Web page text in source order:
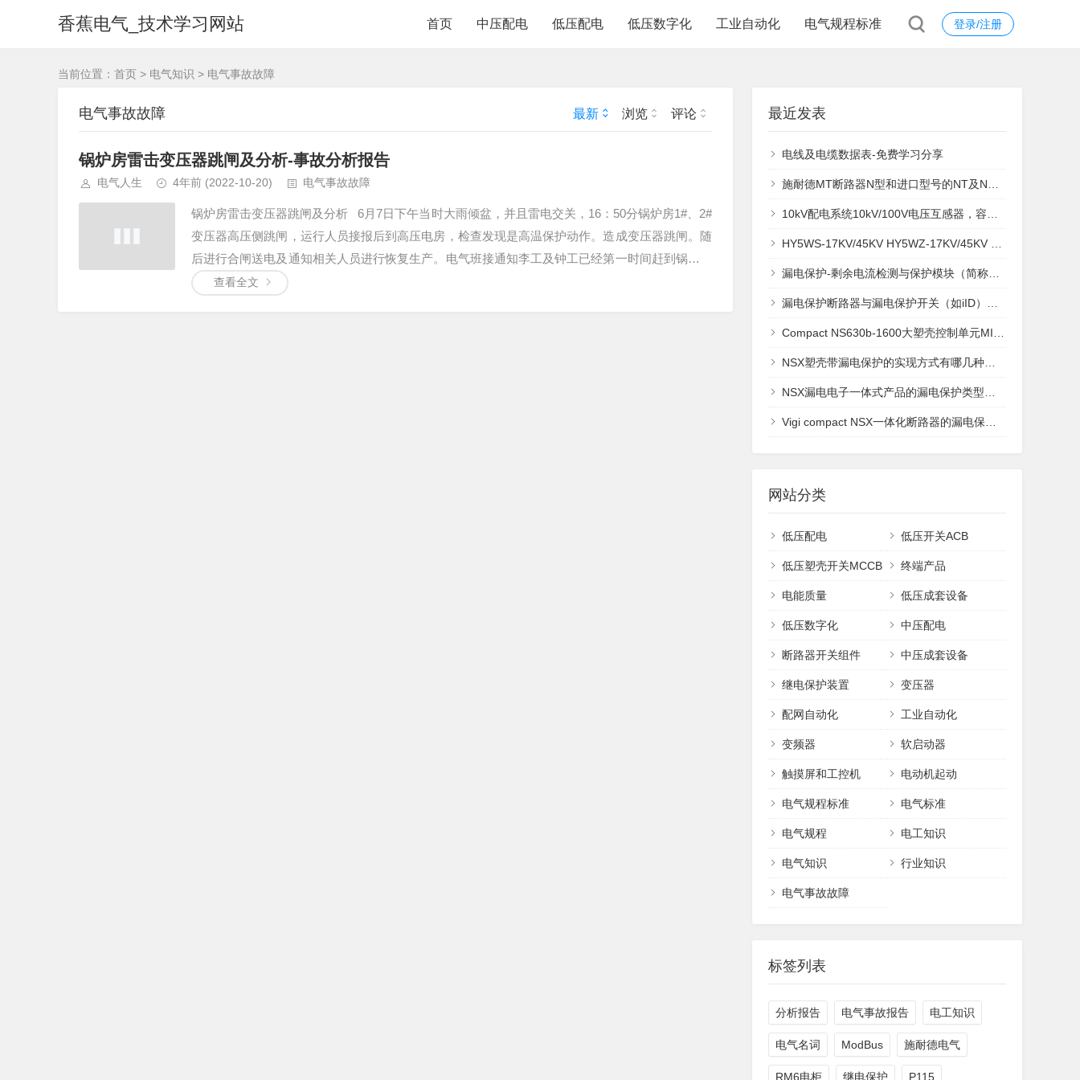
香蕉电气_技术学习网站 登录/注册
首页 中压配电 低压配电 低压数字化 工业自动化 电气规程标准
当前位置： 首页 > 电气知识 > 电气事故故障
电气事故故障 最新 浏览 评论
锅炉房雷击变压器跳闸及分析-事故分析报告
电气人生 4年前 (2022-10-20) 电气事故故障
锅炉房雷击变压器跳闸及分析 6月7日下午当时大雨倾盆，并且雷电交关，16：50分锅炉房1#、2#
变压器高压侧跳闸，运行人员接报后到高压电房，检查发现是高温保护动作。造成变压器跳闸。随
后进行合闸送电及通知相关人员进行恢复生产。电气班接通知李工及钟工已经第一时间赶到锅炉房
进行检查...
查看全文
最近发表
电线及电缆数据表-免费学习分享
施耐德MT断路器N型和进口型号的NT及NW的参数和尺寸对比，是否一样？
10kV配电系统10kV/100V电压互感器，容量一般配置多少VA？
HY5WS-17KV/45KV HY5WZ-17KV/45KV 区别
漏电保护-剩余电流检测与保护模块（简称RCD）主要有三种，分别为A型、B型和AC型剩余电流与保护模块
漏电保护断路器与漏电保护开关（如iID）的区别是什么？
Compact NS630b-1600大塑壳控制单元MIC7.0A漏电保护是A类还是AC类？
NSX塑壳带漏电保护的实现方式有哪几种？区别是？
NSX漏电电子一体式产品的漏电保护类型是属于A还是AC类？
Vigi compact NSX一体化断路器的漏电保护有什么特点？
网站分类
低压配电 低压开关ACB
低压塑壳开关MCCB 终端产品
电能质量 低压成套设备
低压数字化 中压配电
断路器开关组件 中压成套设备
继电保护装置 变压器
配网自动化 工业自动化
变频器 软启动器
触摸屏和工控机 电动机起动
电气规程标准 电气标准
电气规程 电工知识
电气知识 行业知识
电气事故故障
标签列表
分析报告 电气事故报告 电工知识
电气名词 ModBus 施耐德电气
RM6电柜 继电保护 P115